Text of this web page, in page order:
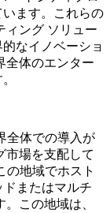
ます。これらの
ィング ソリュー
なイノベーショ
全体のエンター
全体での導入が
市場を支配して
の地域でホスト
ドまたはマルチ
この地域は、